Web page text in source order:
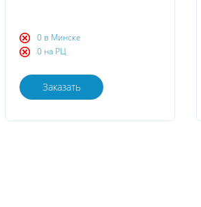
0 в Минске
0 на РЦ
Заказать